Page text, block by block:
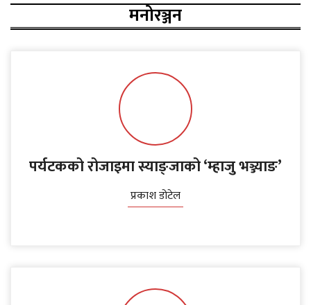
मनोरञ्जन
पर्यटकको रोजाइमा स्याङ्जाको ‘म्हाजु भञ्ज्याङ’
प्रकाश डोटेल